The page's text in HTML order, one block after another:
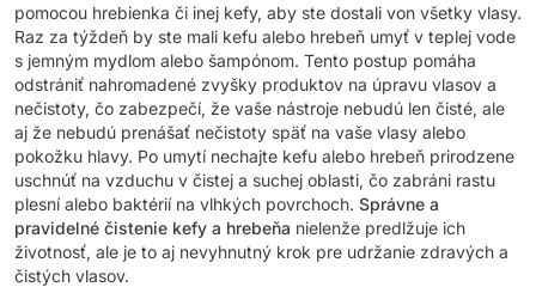
pomocou hrebienka či inej kefy, aby ste dostali von všetky vlasy.
Raz za týždeň by ste mali kefu alebo hrebeň umyť v teplej vode
s jemným mydlom alebo šampónom. Tento postup pomáha
odstrániť nahromadené zvyšky produktov na úpravu vlasov a
nečistoty, čo zabezpečí, že vaše nástroje nebudú len čisté, ale
aj že nebudú prenášať nečistoty späť na vaše vlasy alebo
pokožku hlavy. Po umytí nechajte kefu alebo hrebeň prirodzene
uschnúť na vzduchu v čistej a suchej oblasti, čo zabráni rastu
plesní alebo baktérií na vlhkých povrchoch. Správne a
pravidelné čistenie kefy a hrebeňa nielenže predlžuje ich
životnosť, ale je to aj nevyhnutný krok pre udržanie zdravých a
čistých vlasov.